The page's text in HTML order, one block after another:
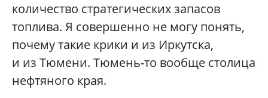
количество стратегических запасов
топлива. Я совершенно не могу понять,
почему такие крики и из Иркутска,
и из Тюмени. Тюмень-то вообще столица
нефтяного края.